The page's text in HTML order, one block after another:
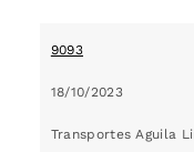
9093
18/10/2023
Transportes Aguila